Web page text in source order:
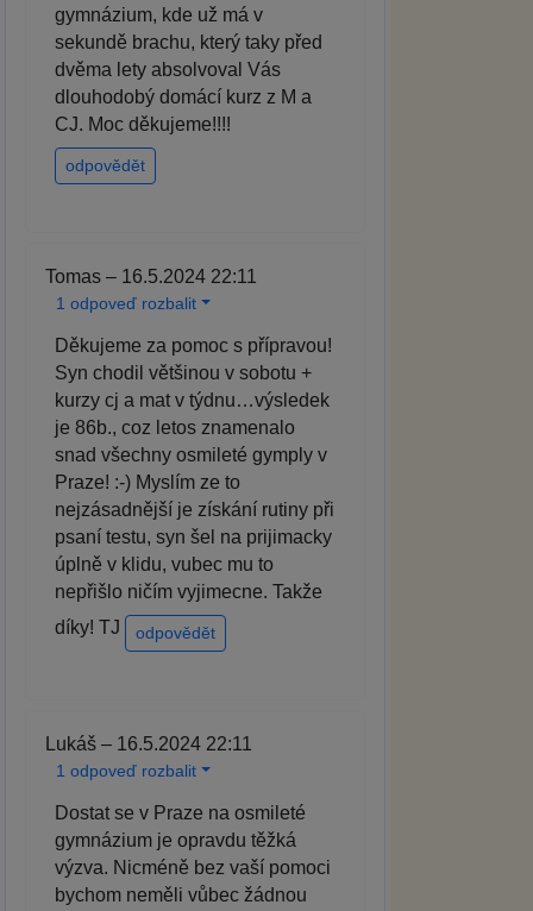
gymnázium, kde už má v
sekundě brachu, který taky před
dvěma lety absolvoval Vás
dlouhodobý domácí kurz z M a
CJ. Moc děkujeme!!!!
odpovědět
Tomas – 16.5.2024 22:11
1 odpoveď rozbalit
Děkujeme za pomoc s přípravou!
Syn chodil většinou v sobotu +
kurzy cj a mat v týdnu…výsledek
je 86b., coz letos znamenalo
snad všechny osmileté gymply v
Praze! :-) Myslím ze to
nejzásadnější je získání rutiny při
psaní testu, syn šel na prijimacky
úplně v klidu, vubec mu to
nepřišlo ničím vyjimecne. Takže
díky! TJ
odpovědět
Lukáš – 16.5.2024 22:11
1 odpoveď rozbalit
Dostat se v Praze na osmileté
gymnázium je opravdu těžká
výzva. Nicméně bez vaší pomoci
bychom neměli vůbec žádnou